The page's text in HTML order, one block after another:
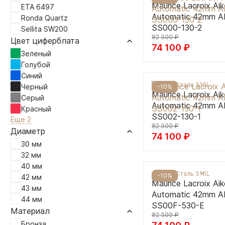
Maurice Lacroix
Automatic 42mm
SS000-130-2
82 300₽
74 100 ₽
-10%
42 мм| Сталь 316L
Maurice Lacroix
Automatic 42mm
SS002-130-1
82 300₽
74 100 ₽
-10%
42 мм| Сталь 316L
Maurice Lacroix
Automatic 42mm
SS00F-530-E
82 300₽
ETA 6497
Ronda Quartz
Sellita SW200
Цвет циферблата
Зеленый
Голубой
Синий
Черный
Серый
Красный
Еще 2
Диаметр
30 мм
32 мм
40 мм
42 мм
43 мм
44 мм
Материал